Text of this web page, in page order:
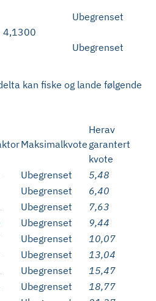
4,1300
Ubegrenset
Ubegrenset
kan fiske og lande følgende
Maksimalkvote
Herav
garantert
kvote
Ubegrenset
5,48
Ubegrenset
6,40
Ubegrenset
7,63
Ubegrenset
9,44
Ubegrenset
10,07
Ubegrenset
13,04
Ubegrenset
15,47
Ubegrenset
18,77